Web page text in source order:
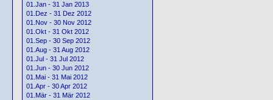
01.Jan - 31 Jan 2013
01.Dez - 31 Dez 2012
01.Nov - 30 Nov 2012
01.Okt - 31 Okt 2012
01.Sep - 30 Sep 2012
01.Aug - 31 Aug 2012
01.Jul - 31 Jul 2012
01.Jun - 30 Jun 2012
01.Mai - 31 Mai 2012
01.Apr - 30 Apr 2012
01.Mär - 31 Mär 2012